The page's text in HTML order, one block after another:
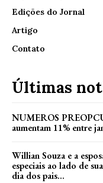
Edições do Jornal
Artigo
Contato
Últimas
NUMEROS
aumentam 11% entre
Willian Souza e a
especiais ao lado de
dia dos pais...